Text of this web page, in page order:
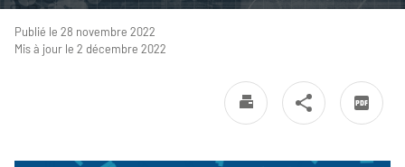
Publié le 28 novembre 2022
Mis à jour le 2 décembre 2022